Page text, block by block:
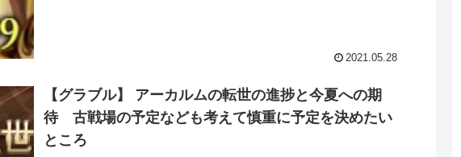
2021.05.28
【グラブル】 アーカルムの転世の進捗と今夏への期
待 古戦場の予定なども考えて慎重に予定を決めたい
ところ